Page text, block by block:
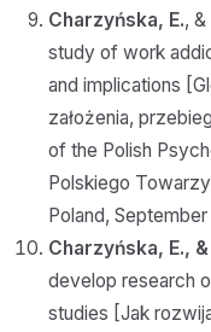
Charzyńska, E.,
study of work
and implications
założenia,
of the Polish
Polskiego
Poland,
Charzyńska, E.,
develop research
studies [Jak